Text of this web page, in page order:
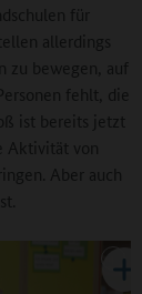
für
allerdings
zu bewegen, auf
fehlt, die
ist bereits jetzt
Aktivität von
Aber auch